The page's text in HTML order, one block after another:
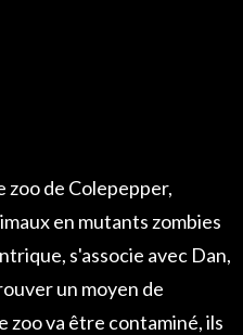
zoo de Colepepper,
en mutants zombies
s'associe avec Dan,
un moyen de
zoo va être contaminé, ils